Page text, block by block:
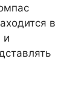
в
и